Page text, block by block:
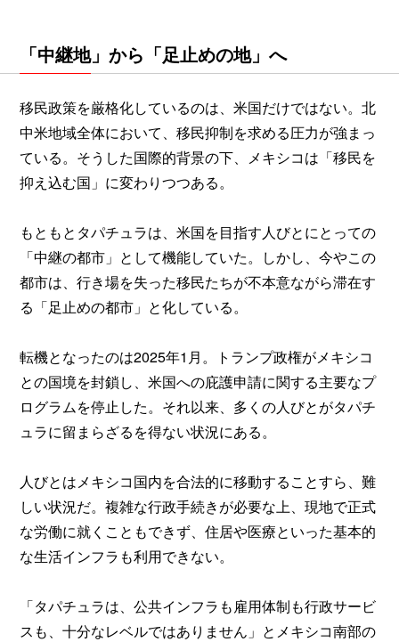
「中継地」から「足止めの地」へ
移民政策を厳格化しているのは、米国だけではない。北
中米地域全体において、移民抑制を求める圧力が強まっ
ている。そうした国際的背景の下、メキシコは「移民を
抑え込む国」に変わりつつある。
もともとタパチュラは、米国を目指す人びとにとっての
「中継の都市」として機能していた。しかし、今やこの
都市は、行き場を失った移民たちが不本意ながら滞在す
る「足止めの都市」と化している。
転機となったのは2025年1月。トランプ政権がメキシコ
との国境を封鎖し、米国への庇護申請に関する主要なプ
ログラムを停止した。それ以来、多くの人びとがタパチ
ュラに留まらざるを得ない状況にある。
人びとはメキシコ国内を合法的に移動することすら、難
しい状況だ。複雑な行政手続きが必要な上、現地で正式
な労働に就くこともできず、住居や医療といった基本的
な生活インフラも利用できない。
「タパチュラは、公共インフラも雇用体制も行政サービ
スも、十分なレベルではありません」とメキシコ南部の